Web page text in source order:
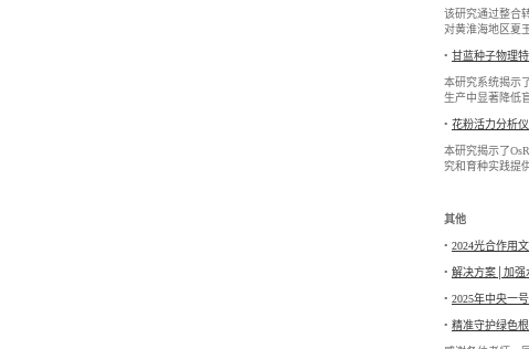
该研究通过整合
对黄淮海地区夏
• 甘蓝种子物理
本研究系统揭示
生产中显著降低
• 花粉活力分析
本研究揭示了
究和育种实践提
其他
• 2024光合作用
• 解决方案│加强
• 2025年中央一
• 精准守护绿色